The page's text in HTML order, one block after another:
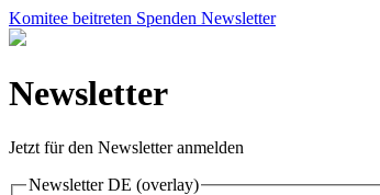
Komitee beitreten Spenden Newsletter
Newsletter
Jetzt für den Newsletter anmelden
Newsletter DE (overlay)